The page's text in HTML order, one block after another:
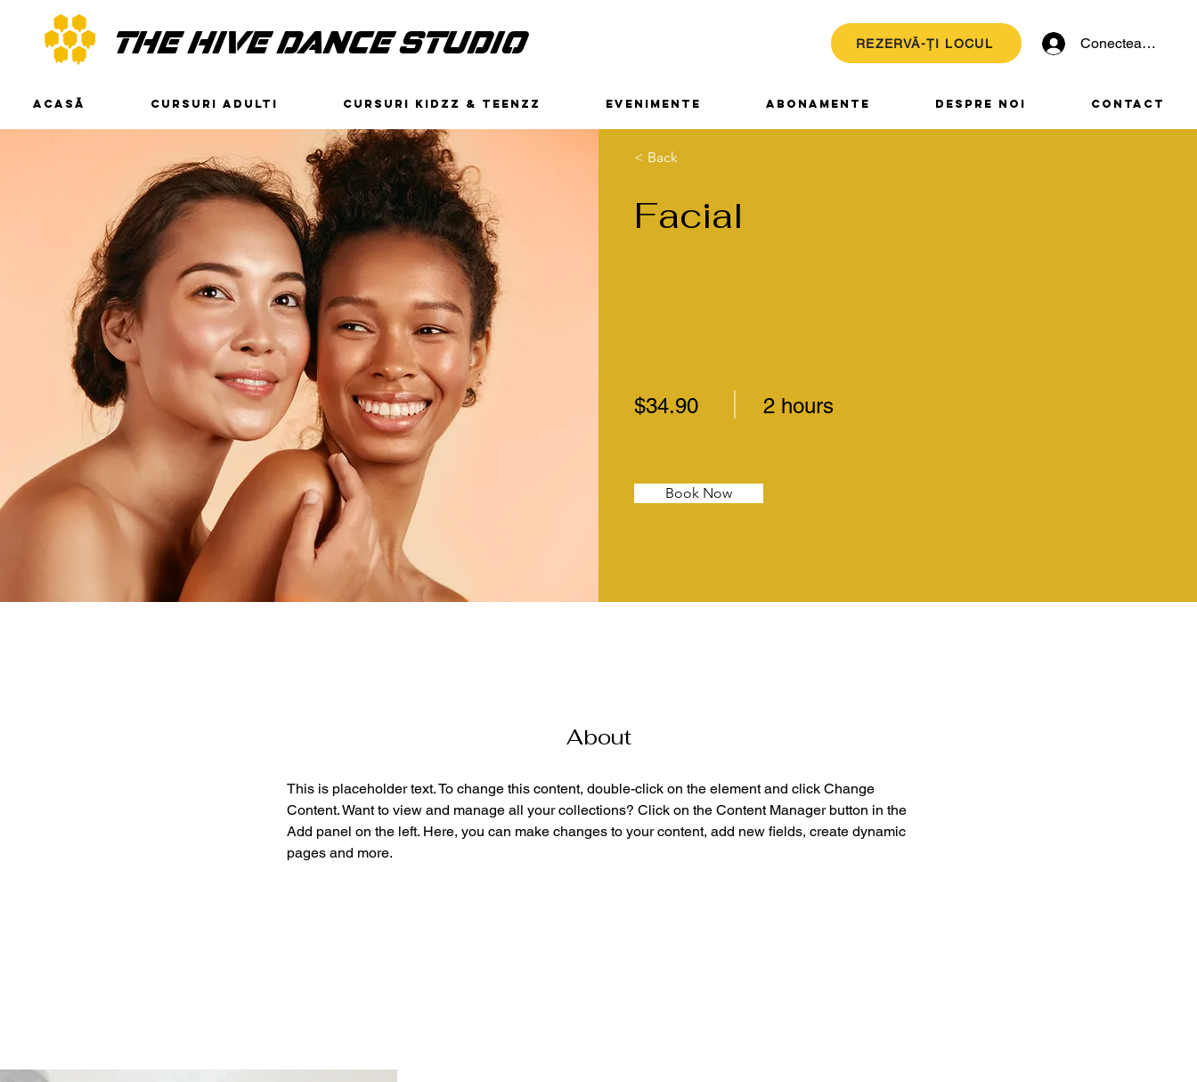
THE HIVE DANCE STUDIO REZERVĂ-ȚI LOCUL Conectează-te
ACASĂ CURSURI ADULTI CURSURI KIDZZ & TEENZZ EVENIMENTE ABONAMENTE DESPRE NOI CONTACT
< Back
Facial
$34.90 2 hours
Book Now
About
This is placeholder text. To change this content, double-click on the element and click Change
Content. Want to view and manage all your collections? Click on the Content Manager button in the
Add panel on the left. Here, you can make changes to your content, add new fields, create dynamic
pages and more.